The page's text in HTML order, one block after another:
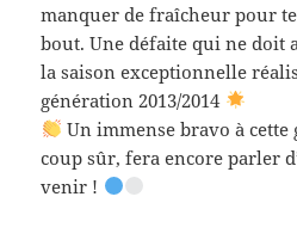
manquer de fraîcheur pour
bout. Une défaite qui ne doit
la saison exceptionnelle
génération 2013/2014
Un immense bravo à
coup sûr, fera encore parler
venir !